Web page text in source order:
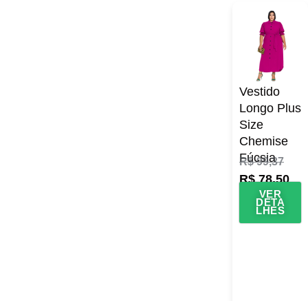
Vestido
Longo Plus
Size
Chemise
Fúcsia
R$99,37
R$78,50
VER
DETA
LHES